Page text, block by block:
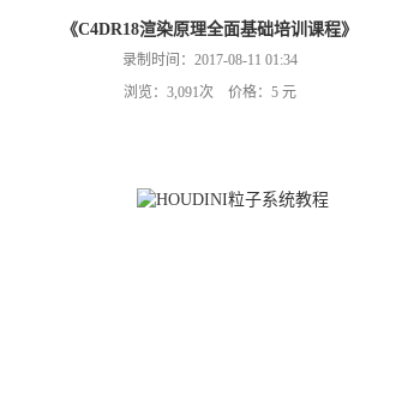
《C4DR18渲染原理全面基础培训课程》
录制时间：2017-08-11 01:34
浏览：3,091次 价格：5 元